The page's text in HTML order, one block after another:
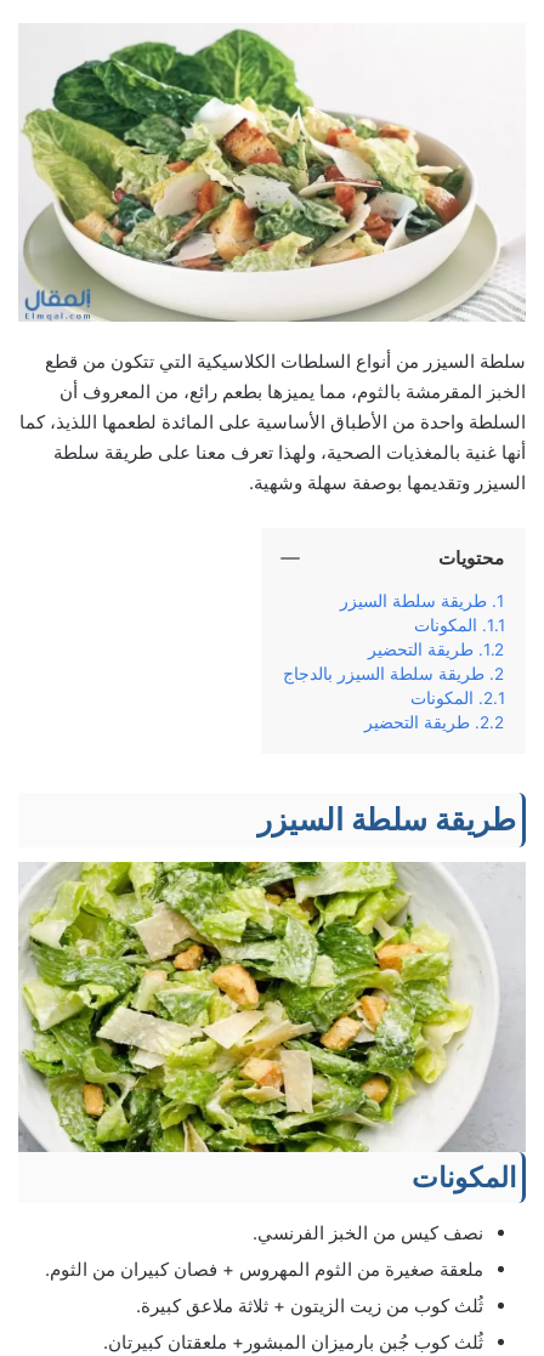
سلطة السيزر من أنواع السلطات الكلاسيكية التي تتكون من قطع
الخبز المقرمشة بالثوم، مما يميزها بطعم رائع، من المعروف أن
السلطة واحدة من الأطباق الأساسية على المائدة لطعمها اللذيذ، كما
أنها غنية بالمغذيات الصحية، ولهذا تعرف معنا على طريقة سلطة
السيزر وتقديمها بوصفة سهلة وشهية.
محتويات
طريقة سلطة السيزر
المكونات
طريقة التحضير
طريقة سلطة السيزر بالدجاج
المكونات
طريقة التحضير
طريقة سلطة السيزر
المكونات
نصف كيس من الخبز الفرنسي.
ملعقة صغيرة من الثوم المهروس + فصان كبيران من الثوم.
ثُلث كوب من زيت الزيتون + ثلاثة ملاعق كبيرة.
ثُلث كوب جُبن بارميزان المبشور+ ملعقتان كبيرتان.